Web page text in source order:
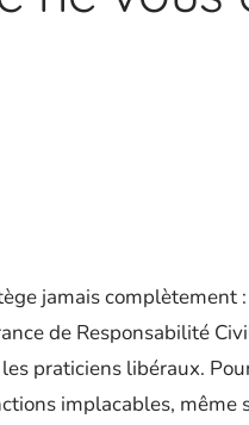
jamais complètement
de Responsabilité
praticiens libéraux.
implacables, même